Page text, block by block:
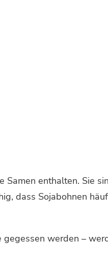
Samen enthalten. Sie
dass Sojabohnen
werden –